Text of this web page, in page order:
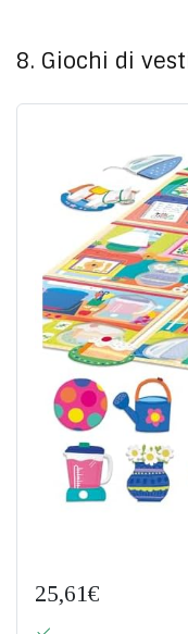
8. Giochi di
25,61€